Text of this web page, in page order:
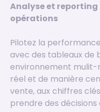
Analyse et reporting
opérations
Pilotez la
avec des tableaux de
environnement mulit-
réel et de manière
vente, aux chiffres
prendre des